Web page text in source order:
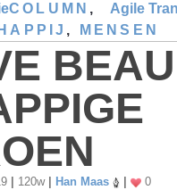
Agile
COLUMN ,
, MENSEN
120w Han Maas 0